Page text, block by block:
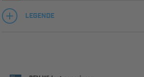
LEGENDE